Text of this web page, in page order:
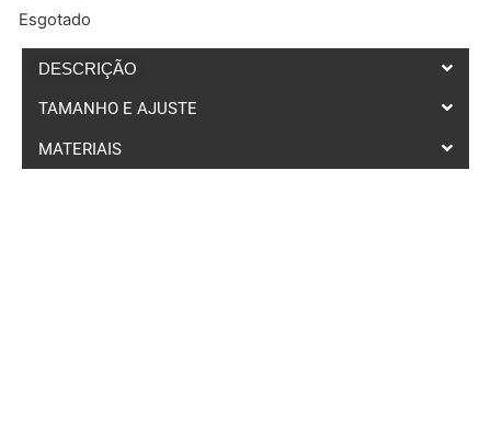
Esgotado
DESCRIÇÃO
TAMANHO E AJUSTE
MATERIAIS